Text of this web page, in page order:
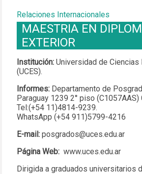
Relaciones Internacionales
MAESTRIA EN
EXTERIOR
Institución: Universidad de
(UCES).
Informes: Departamento de
Paraguay 1239 2° piso (C1057AAS)
Tel:(+54 11)4814-9239.
WhatsApp (+54 911)5799-4216
E-mail: posgrados@uces.edu.ar
Página Web: www.uces.edu.ar
Dirigida a graduados universitarios